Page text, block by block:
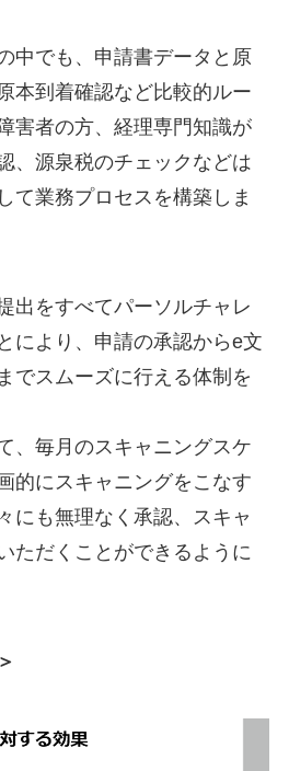
中でも、申請書データと原
本到着確認など比較的ルー
害者の方、経理専門知識が
、源泉税のチェックなどは
て業務プロセスを構築しま
出をすべてパーソルチャレ
により、申請の承認からe文
でスムーズに行える体制を
、毎月のスキャニングスケ
的にスキャニングをこなす
にも無理なく承認、スキャ
ただくことができるように